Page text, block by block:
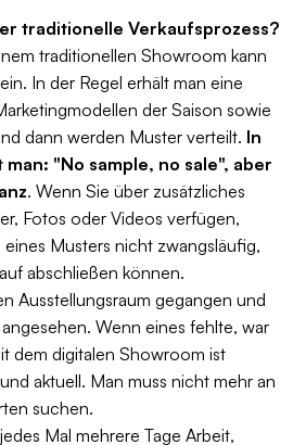
traditionelle Verkaufsprozess?
traditionellen Showroom kann
In der Regel erhält man eine
der Saison sowie
dann werden Muster verteilt. In
"No sample, no sale", aber
. Wenn Sie über zusätzliches
Fotos oder Videos verfügen,
Musters nicht zwangsläufig,
abschließen können.
Ausstellungsraum gegangen und
Wenn eines fehlte, war
dem digitalen Showroom ist
aktuell. Man muss nicht mehr an
suchen.
Mal mehrere Tage Arbeit,